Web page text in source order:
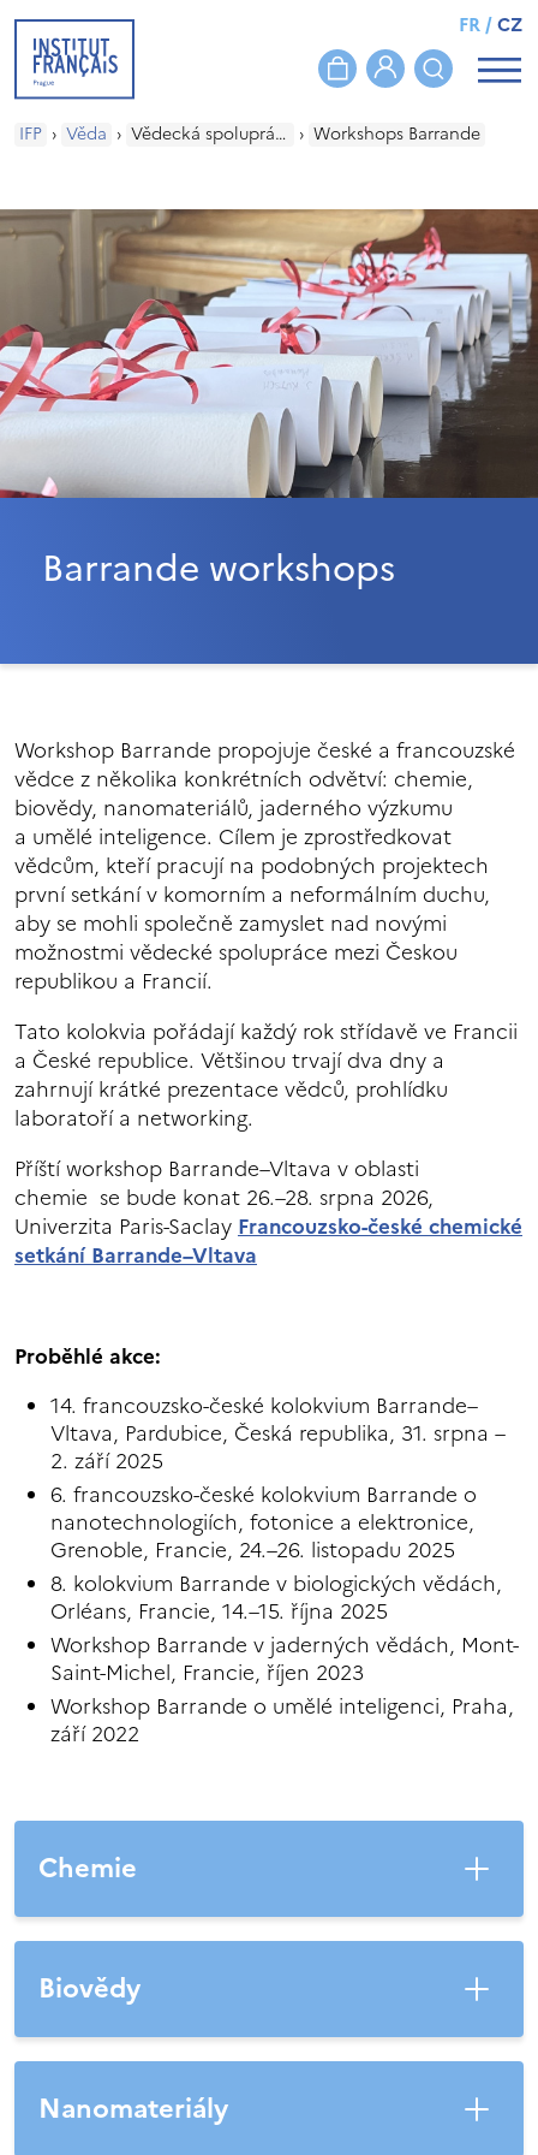
FR/CZ
IFP › Věda › Vědecká spolupráce › Workshops Barrande
Barrande workshops
Workshop Barrande propojuje české a francouzské
vědce z několika konkrétních odvětví: chemie,
biovědy, nanomateriálů, jaderného výzkumu
a umělé inteligence. Cílem je zprostředkovat
vědcům, kteří pracují na podobných projektech
první setkání v komorním a neformálním duchu,
aby se mohli společně zamyslet nad novými
možnostmi vědecké spolupráce mezi Českou
republikou a Francií.
Tato kolokvia pořádají každý rok střídavě ve Francii
a České republice. Většinou trvají dva dny a
zahrnují krátké prezentace vědců, prohlídku
laboratoří a networking.
Příští workshop Barrande–Vltava v oblasti
chemie se bude konat 26.–28. srpna 2026,
Univerzita Paris-Saclay Francouzsko-české chemické
setkání Barrande–Vltava
Proběhlé akce:
14. francouzsko-české kolokvium Barrande–
Vltava, Pardubice, Česká republika, 31. srpna –
2. září 2025
6. francouzsko-české kolokvium Barrande o
nanotechnologiích, fotonice a elektronice,
Grenoble, Francie, 24.–26. listopadu 2025
8. kolokvium Barrande v biologických vědách,
Orléans, Francie, 14.–15. října 2025
Workshop Barrande v jaderných vědách, Mont-
Saint-Michel, Francie, říjen 2023
Workshop Barrande o umělé inteligenci, Praha,
září 2022
Chemie
Biovědy
Nanomateriály